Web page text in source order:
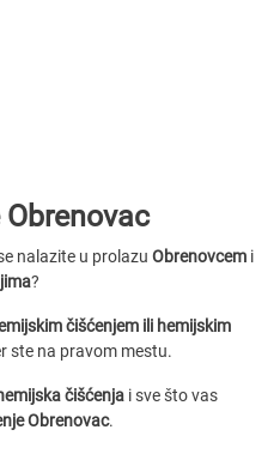
nalazite u prolazu Obrenovcem i
?
čišćenjem ili hemijskim
ste na pravom mestu.
čišćenja i sve što vas
Obrenovac.